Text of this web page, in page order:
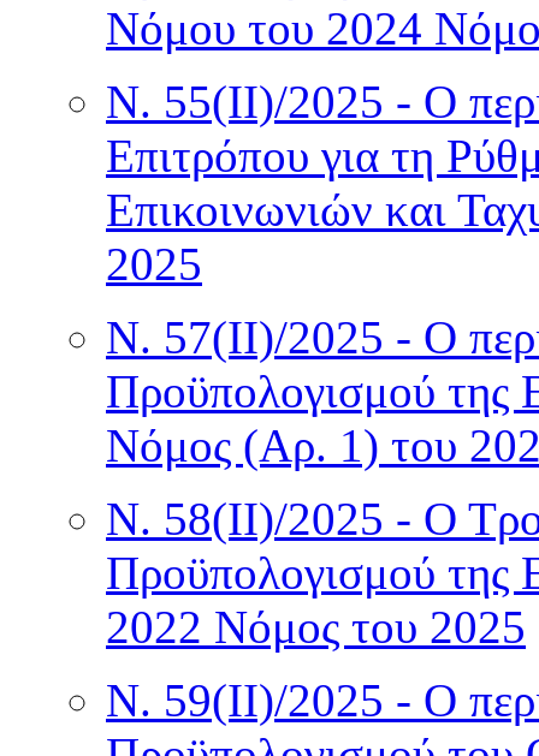
Νόμου του 2024
Ν. 55(II)/2025 - Ο
Επιτρόπου για τη
Επικοινωνιών και
2025
Ν. 57(II)/2025 - Ο
Προϋπολογισμού της
Νόμος (Αρ. 1) του
Ν. 58(II)/2025 - Ο
Προϋπολογισμού της
2022 Νόμος του 2025
Ν. 59(II)/2025 - Ο